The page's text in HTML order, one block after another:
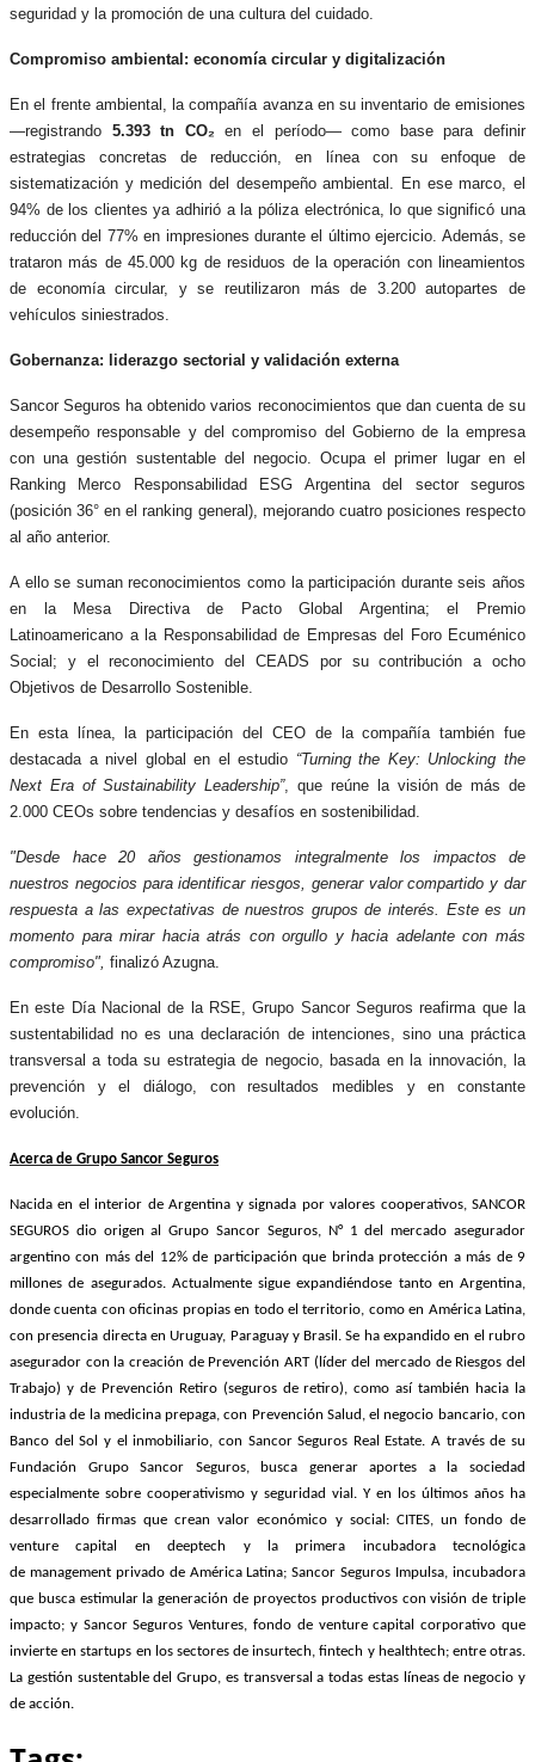
seguridad y la promoción de una cultura del cuidado.
Compromiso ambiental: economía circular y digitalización
En el frente ambiental, la compañía avanza en su inventario de emisiones
—registrando 5.393 tn CO₂ en el período— como base para definir
estrategias concretas de reducción, en línea con su enfoque de
sistematización y medición del desempeño ambiental. En ese marco, el
94% de los clientes ya adhirió a la póliza electrónica, lo que significó una
reducción del 77% en impresiones durante el último ejercicio. Además, se
trataron más de 45.000 kg de residuos de la operación con lineamientos
de economía circular, y se reutilizaron más de 3.200 autopartes de
vehículos siniestrados.
Gobernanza: liderazgo sectorial y validación externa
Sancor Seguros ha obtenido varios reconocimientos que dan cuenta de su
desempeño responsable y del compromiso del Gobierno de la empresa
con una gestión sustentable del negocio. Ocupa el primer lugar en el
Ranking Merco Responsabilidad ESG Argentina del sector seguros
(posición 36° en el ranking general), mejorando cuatro posiciones respecto
al año anterior.
A ello se suman reconocimientos como la participación durante seis años
en la Mesa Directiva de Pacto Global Argentina; el Premio
Latinoamericano a la Responsabilidad de Empresas del Foro Ecuménico
Social; y el reconocimiento del CEADS por su contribución a ocho
Objetivos de Desarrollo Sostenible.
En esta línea, la participación del CEO de la compañía también fue
destacada a nivel global en el estudio “Turning the Key: Unlocking the
Next Era of Sustainability Leadership”, que reúne la visión de más de
2.000 CEOs sobre tendencias y desafíos en sostenibilidad.
"Desde hace 20 años gestionamos integralmente los impactos de
nuestros negocios para identificar riesgos, generar valor compartido y dar
respuesta a las expectativas de nuestros grupos de interés. Este es un
momento para mirar hacia atrás con orgullo y hacia adelante con más
compromiso", finalizó Azugna.
En este Día Nacional de la RSE, Grupo Sancor Seguros reafirma que la
sustentabilidad no es una declaración de intenciones, sino una práctica
transversal a toda su estrategia de negocio, basada en la innovación, la
prevención y el diálogo, con resultados medibles y en constante
evolución.
Acerca de Grupo Sancor Seguros
Nacida en el interior de Argentina y signada por valores cooperativos, SANCOR
SEGUROS dio origen al Grupo Sancor Seguros, N° 1 del mercado asegurador
argentino con más del 12% de participación que brinda protección a más de 9
millones de asegurados. Actualmente sigue expandiéndose tanto en Argentina,
donde cuenta con oficinas propias en todo el territorio, como en América Latina,
con presencia directa en Uruguay, Paraguay y Brasil. Se ha expandido en el rubro
asegurador con la creación de Prevención ART (líder del mercado de Riesgos del
Trabajo) y de Prevención Retiro (seguros de retiro), como así también hacia la
industria de la medicina prepaga, con Prevención Salud, el negocio bancario, con
Banco del Sol y el inmobiliario, con Sancor Seguros Real Estate. A través de su
Fundación Grupo Sancor Seguros, busca generar aportes a la sociedad
especialmente sobre cooperativismo y seguridad vial. Y en los últimos años ha
desarrollado firmas que crean valor económico y social: CITES, un fondo de
venture capital en deeptech y la primera incubadora tecnológica
de management privado de América Latina; Sancor Seguros Impulsa, incubadora
que busca estimular la generación de proyectos productivos con visión de triple
impacto; y Sancor Seguros Ventures, fondo de venture capital corporativo que
invierte en startups en los sectores de insurtech, fintech y healthtech; entre otras.
La gestión sustentable del Grupo, es transversal a todas estas líneas de negocio y
de acción.